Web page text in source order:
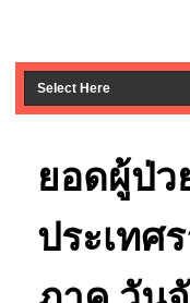
ยอดผู้ป่ว
ประเทศ